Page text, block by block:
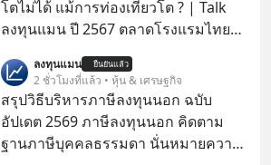
โกง #LivesSustainably #อยู่อย่าง
ยั่งยืน #CyberSecurity #ป้าเก๋า
#FraudEducation #FinancialLiteracy
#DigitalBankWithHumanTouch
โตไม่ได้ แม้การท่องเที่ยวโต ? | Talk
ลงทุนแมน ปี 2567 ตลาดโรงแรมไทย
หรือไม่ว่า รายได้กว่า 85% กระจุกอยู่กับ
ผู้ประกอบการรายใหญ่ และมีอัตราการ
เติบโตได้ถึง 16% ขณะที่ผู้ประกอบการ
โฮสเทลและที่พักขนาดเล็ก ซึ่งมีสัดส่วน
ถึง 91% ของธุรกิจที่พักทั้งหมด กลับโต
ลงทุนแมน ยืนยันแล้ว
2 ชั่วโมงที่แล้ว • หุ้น & เศรษฐกิจ
สรุปวิธีบริหารภาษีลงทุนนอก ฉบับ
อัปเดต 2569 ภาษีลงทุนนอก คิดตาม
ฐานภาษีบุคคลธรรมดา นั่นหมายความ